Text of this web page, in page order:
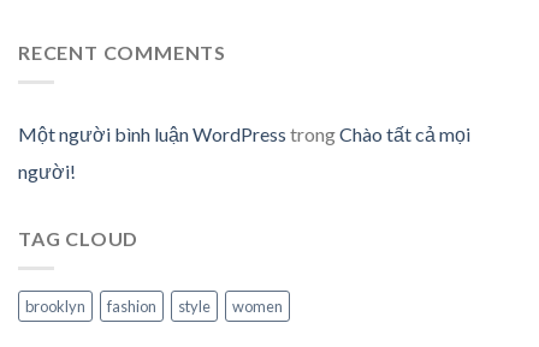
RECENT COMMENTS
Một người bình luận WordPress trongChào tất cả mọi
người!
TAG CLOUD
brooklyn fashion style women